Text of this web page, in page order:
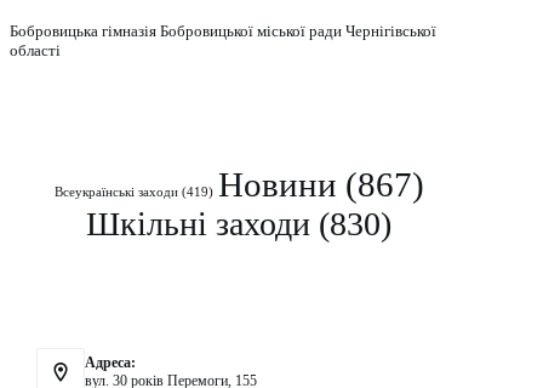
Бобровицька гімназія Бобровицької міської ради Чернігівської
області
Всеукраїнські заходи(419) Новини (867)
Шкільні заходи (830)
Адреса:
вул. 30 років Перемоги, 155